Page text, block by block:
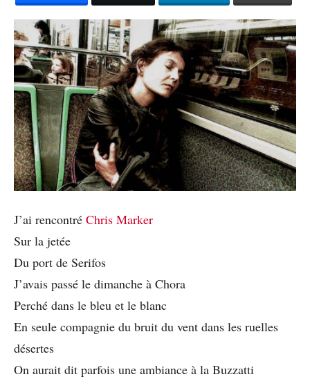
J’ai rencontré Chris Marker
Sur la jetée
Du port de Serifos
J’avais passé le dimanche à Chora
Perché dans le bleu et le blanc
En seule compagnie du bruit du vent dans les ruelles
désertes
On aurait dit parfois une ambiance à la Buzzatti